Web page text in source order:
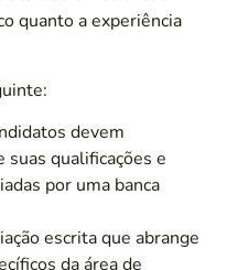
quanto a experiência
devem
suas qualificações e
por uma banca
escrita que abrange
da área de